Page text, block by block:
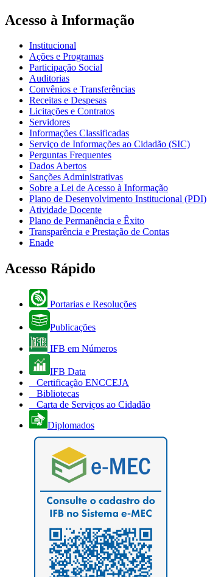
Acesso à Informação
Institucional
Ações e Programas
Participação Social
Auditorias
Convênios e Transferências
Receitas e Despesas
Licitações e Contratos
Servidores
Informações Classificadas
Serviço de Informações ao Cidadão (SIC)
Perguntas Frequentes
Dados Abertos
Sanções Administrativas
Sobre a Lei de Acesso à Informação
Plano de Desenvolvimento Institucional (PDI)
Atividade Docente
Plano de Permanência e Êxito
Transparência e Prestação de Contas
Enade
Acesso Rápido
Portarias e Resoluções
Publicações
IFB em Números
IFB Data
Certificação ENCCEJA
Bibliotecas
Carta de Serviços ao Cidadão
Diplomados